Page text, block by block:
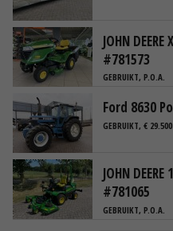
JOHN
#781573
GEBRUIKT, P.O.A.
Ford 8630
GEBRUIKT, € 29.500
JOHN
#781065
GEBRUIKT, P.O.A.